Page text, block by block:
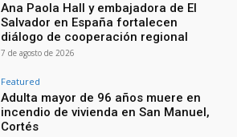
Ana Paola Hall y embajadora de El
Salvador en España fortalecen
diálogo de cooperación regional
7 de agosto de 2026
Featured
Adulta mayor de 96 años muere en
incendio de vivienda en San Manuel,
Cortés